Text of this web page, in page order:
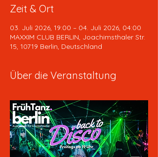
Zeit & Ort
03. Juli 2026, 19:00 – 04. Juli 2026, 04:00
MAXXIM CLUB BERLIN, Joachimsthaler Str.
15, 10719 Berlin, Deutschland
Über die Veranstaltung